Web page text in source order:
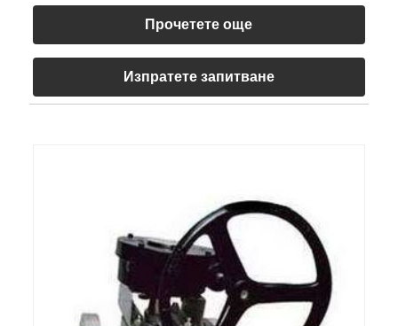
Прочетете още
Изпратете запитване